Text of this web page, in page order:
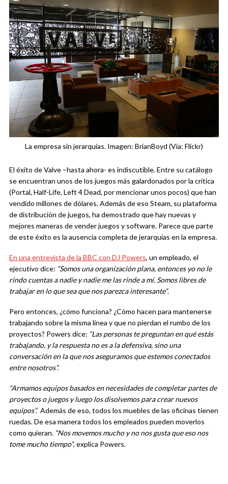
La empresa sin jerarquías. Imagen: BrianBoyd (Via: Flickr)
El éxito de Valve –hasta ahora- es indiscutible. Entre su catálogo
se encuentran unos de los juegos más galardonados por la crítica
(Portal, Half-Life, Left 4 Dead, por mencionar unos pocos) que han
vendido millones de dólares. Además de eso Steam, su plataforma
de distribución de juegos, ha demostrado que hay nuevas y
mejores maneras de vender juegos y software. Parece que parte
de este éxito es la ausencia completa de jerarquías en la empresa.
En una entrevista de la BBC con DJ Powers, un empleado, el
ejecutivo dice: “Somos una organización plana, entonces yo no le
rindo cuentas a nadie y nadie me las rinde a mí. Somos libres de
trabajar en lo que sea que nos parezca interesante”.
Pero entonces, ¿cómo funciona? ¿Cómo hacen para mantenerse
trabajando sobre la misma línea y que no pierdan el rumbo de los
proyectos? Powers dice: “Las personas te preguntan en qué estás
trabajando, y la respuesta no es a la defensiva, sino una
conversación en la que nos aseguramos que estemos conectados
entre nosotros”.
“Armamos equipos basados en necesidades de completar partes de
proyectos o juegos y luego los disolvemos para crear nuevos
equipos”. Además de eso, todos los muebles de las oficinas tienen
ruedas. De esa manera todos los empleados pueden moverlos
como quieran. “Nos movemos mucho y no nos gusta que eso nos
tome mucho tiempo”, explica Powers.